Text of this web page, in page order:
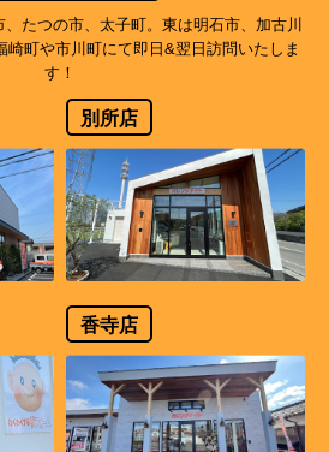
たつの市、太子町。東は明石市、加古川
崎町や市川町にて即日&翌日訪問いたしま
す！
別所店
香寺店